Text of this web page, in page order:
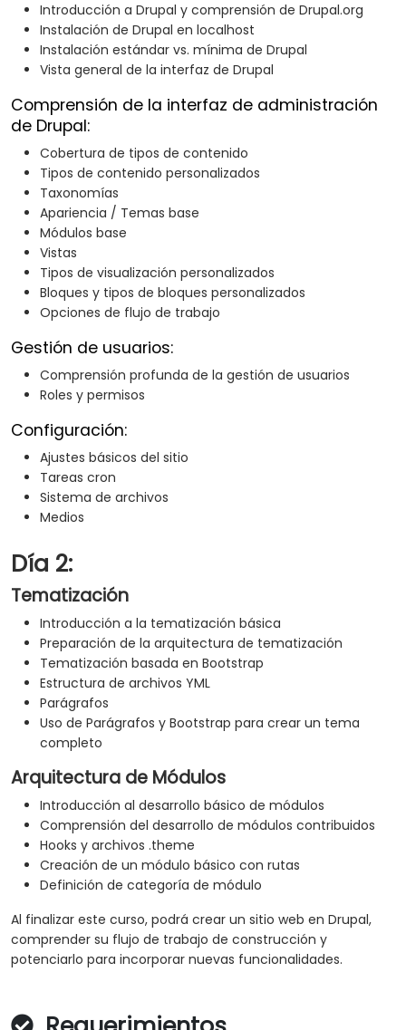
Introducción a Drupal y comprensión de Drupal.org
Instalación de Drupal en localhost
Instalación estándar vs. mínima de Drupal
Vista general de la interfaz de Drupal
Comprensión de la interfaz de administración
de Drupal:
Cobertura de tipos de contenido
Tipos de contenido personalizados
Taxonomías
Apariencia / Temas base
Módulos base
Vistas
Tipos de visualización personalizados
Bloques y tipos de bloques personalizados
Opciones de flujo de trabajo
Gestión de usuarios:
Comprensión profunda de la gestión de usuarios
Roles y permisos
Configuración:
Ajustes básicos del sitio
Tareas cron
Sistema de archivos
Medios
Día 2:
Tematización
Introducción a la tematización básica
Preparación de la arquitectura de tematización
Tematización basada en Bootstrap
Estructura de archivos YML
Parágrafos
Uso de Parágrafos y Bootstrap para crear un tema
completo
Arquitectura de Módulos
Introducción al desarrollo básico de módulos
Comprensión del desarrollo de módulos contribuidos
Hooks y archivos .theme
Creación de un módulo básico con rutas
Definición de categoría de módulo
Al finalizar este curso, podrá crear un sitio web en Drupal,
comprender su flujo de trabajo de construcción y
potenciarlo para incorporar nuevas funcionalidades.